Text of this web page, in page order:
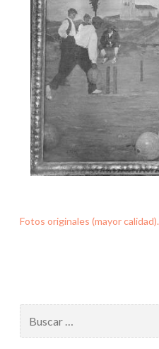
Fotos originales (mayor calidad).